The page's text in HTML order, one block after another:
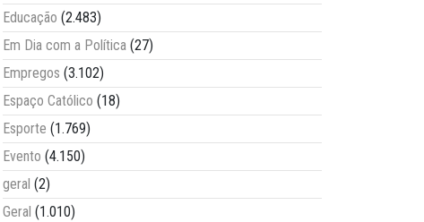
Educação (2.483)
Em Dia com a Política (27)
Empregos (3.102)
Espaço Católico (18)
Esporte (1.769)
Evento (4.150)
geral (2)
Geral (1.010)